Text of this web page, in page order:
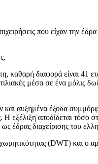
που είχαν την
καθαρή διαφορά είναι 41
μέσα σε ένα μόλις
αυξημένα έξοδα
εξέλιξη αποδίδεται τόσο
έδρας διαχείρισης του
(DWT) και ο